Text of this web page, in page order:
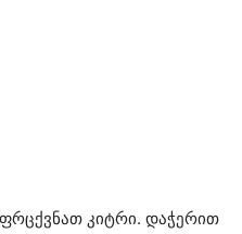
კიტრი. დაჭერით